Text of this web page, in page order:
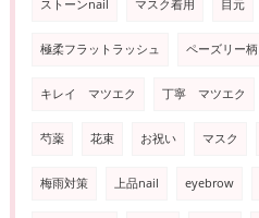
ストーンnail マスク着用 目元
極柔フラットラッシュ ペーズリー柄
キレイ マツエク 丁寧 マツエク
芍薬 花束 お祝い マスク
梅雨対策 上品nail eyebrow